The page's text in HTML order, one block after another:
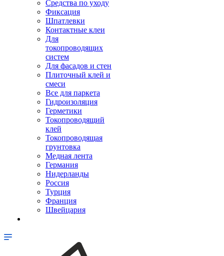
Средства по уходу
Фиксация
Шпатлевки
Контактные клеи
Для
токопроводящих
систем
Для фасадов и стен
Плиточный клей и
смеси
Все для паркета
Гидроизоляция
Герметики
Токопроводящий
клей
Токопроводящая
грунтовка
Медная лента
Германия
Нидерланды
Россия
Турция
Франция
Швейцария